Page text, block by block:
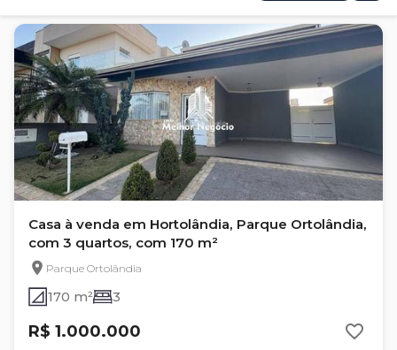
Casa à venda em Hortolândia, Parque Ortolândia,
com 3 quartos, com 170 m²
Parque Ortolândia
170 m² 3
R$ 1.000.000